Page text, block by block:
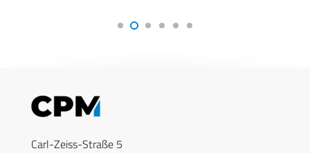
Carl-Zeiss-Straße 5